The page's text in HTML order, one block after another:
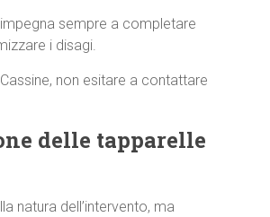
sempre a completare
i disagi.
non esitare a contattare
delle tapparelle
natura dell’intervento, ma